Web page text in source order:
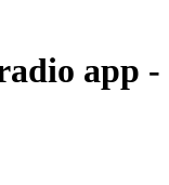
app -